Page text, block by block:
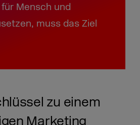
Mensch und
muss das Ziel
zu einem
Marketing